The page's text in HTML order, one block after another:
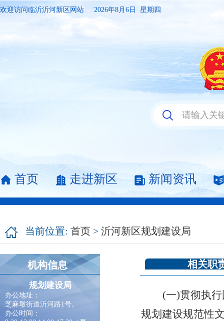
欢迎访问临沂沂河新区网站 2026年8月6日 星期四
首页 走进新区 新闻资讯
当前位置: 首页 > 沂河新区规划建设局
机构信息
规划建设局
办公地址：
芝麻墩街道沂河路1号。
办公时间：
相关职
(一)贯彻执
规划建设规范性